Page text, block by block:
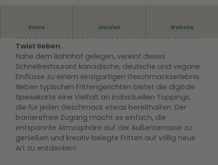
Route Anrufen Website
DasFrittenwerk
in Wolfsburg ist ein Paradies für
alle, die klassische Pommes mit einem modernen
Twist lieben.
Nahe dem Bahnhof gelegen, vereint dieses
Schnellrestaurant kanadische, deutsche und vegane
Einflüsse zu einem einzigartigen Geschmackserlebnis.
Neben typischen Frittengerichten bietet die digitale
Speisekarte eine Vielfalt an individuellen Toppings,
die für jeden Geschmack etwas bereithalten. Der
barrierefreie Zugang macht es einfach, die
entspannte Atmosphäre auf der Außenterrasse zu
genießen und kreativ belegte Fritten auf völlig neue
Art zu entdecken!